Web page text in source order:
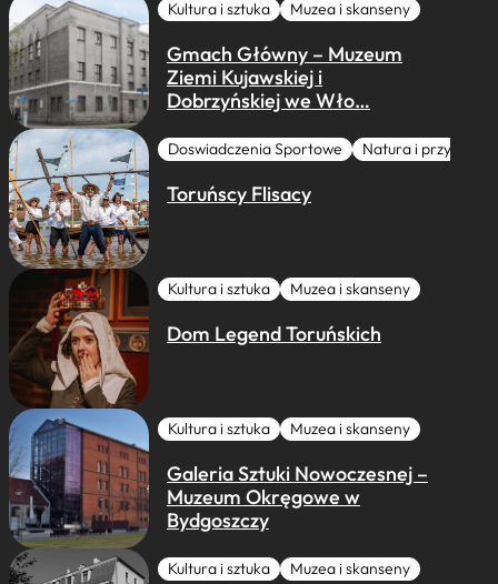
Kultura i sztuka Muzea i skanseny
Gmach Główny – Muzeum
Ziemi Kujawskiej i
Dobrzyńskiej we Wło…
Doswiadczenia Sportowe Natura i przygoda
Toruńscy Flisacy
Kultura i sztuka Muzea i skanseny
Dom Legend Toruńskich
Kultura i sztuka Muzea i skanseny
Galeria Sztuki Nowoczesnej –
Muzeum Okręgowe w
Bydgoszczy
Kultura i sztuka Muzea i skanseny